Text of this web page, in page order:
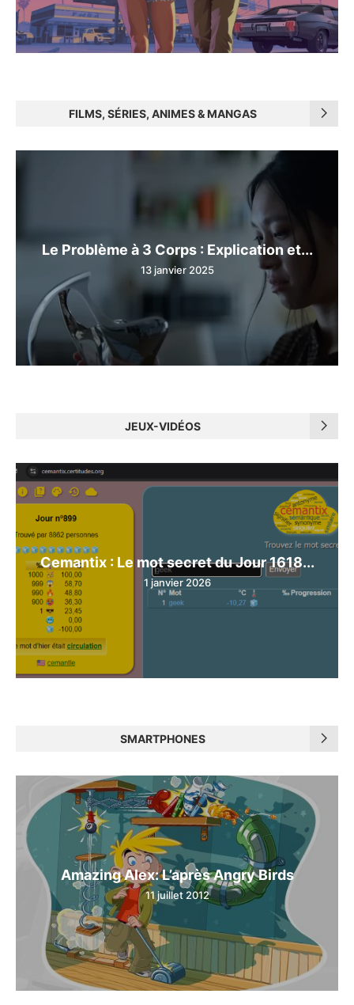
FILMS, SÉRIES, ANIMES & MANGAS
Le Problème à 3 Corps : Explication et...
13 janvier 2025
JEUX-VIDÉOS
Cemantix : Le mot secret du Jour 1618...
1 janvier 2026
SMARTPHONES
Amazing Alex: L’après Angry Birds
11 juillet 2012